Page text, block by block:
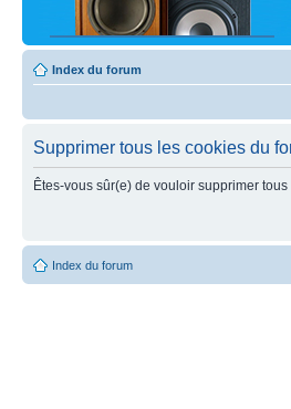
Index du forum
Supprimer tous les cookies du
Êtes-vous sûr(e) de vouloir supprimer
Index du forum